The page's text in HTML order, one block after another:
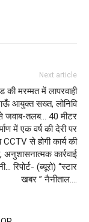
Next article
की मरम्मत में लापरवाही
आयुक्त सख्त, लोनिवि
जवाब-तलब… 40 मीटर
में एक वर्ष की देरी पर
CCTV से होगी कार्य की
अनुशासनात्मक कार्रवाई
रिपोर्ट- (ब्यूरो) “स्टार
खबर ” नैनीताल….